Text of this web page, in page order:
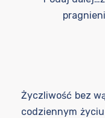
-
Życzliwość bez
codziennym